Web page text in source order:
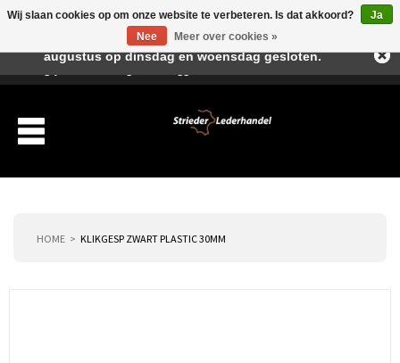
HOME KLIKGESP ZWART PLASTIC 30MM
Wij slaan cookies op om onze website te verbeteren. Is dat akkoord?
Ja
Nee
Meer over cookies »
Beste klant, I.v.m. de vakantieperiode zijn wij in juli en
augustus op dinsdag en woensdag gesloten.